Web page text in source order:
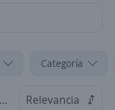
Categoría
Relevancia